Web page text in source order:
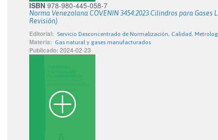
ISBN 978-980-445-058-7
Norma Venezolana COVENIN 3454:2023 Cilindros para
Revisión)
Editorial: Servicio Desconcentrado de Normalización, Calidad,
Materia: Gas natural y gases manufacturados
Publicado: 2024-02-23